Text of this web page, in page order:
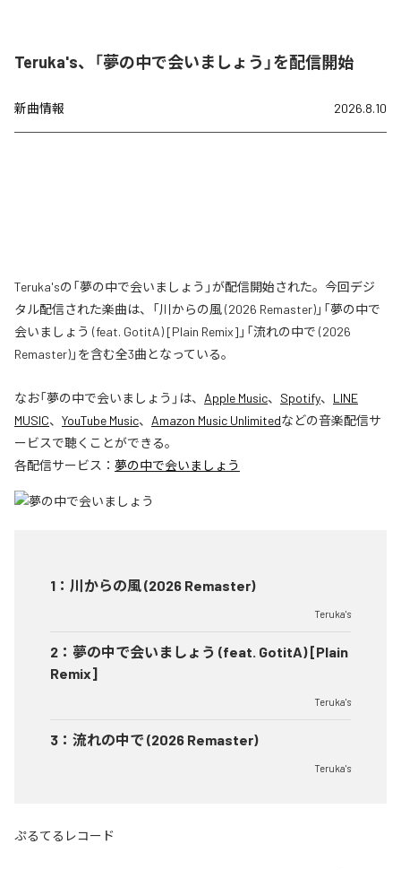
Teruka's、「夢の中で会いましょう」を配信開始
新曲情報 2026.8.10
Teruka'sの「夢の中で会いましょう」が配信開始された。今回デジ
タル配信された楽曲は、「川からの風 (2026 Remaster)」「夢の中で
会いましょう (feat. GotitA) [Plain Remix]」「流れの中で (2026
Remaster)」を含む全3曲となっている。
なお「夢の中で会いましょう 」は、 Apple Music、 Spotify、 LINE
MUSIC、 YouTube Music、 Amazon Music Unlimitedなどの音楽配信サ
ービスで聴くことができる。
各配信サービス： 夢の中で会いましょう
1 ： 川からの風 (2026 Remaster)
Teruka's
2 ： 夢の中で会いましょう (feat. GotitA) [Plain
Remix]
Teruka's
3 ： 流れの中で (2026 Remaster)
Teruka's
ぷるてるレコード